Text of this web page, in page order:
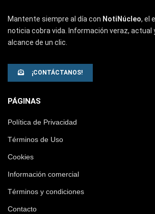
Mantente siempre al día con NotiNúcleo, el
noticia cobra vida. Información veraz, actual
alcance de un clic.
¡CONTÁCTANOS!
PÁGINAS
Política de Privacidad
Términos de Uso
Cookies
Información comercial
Términos y condiciones
Contacto